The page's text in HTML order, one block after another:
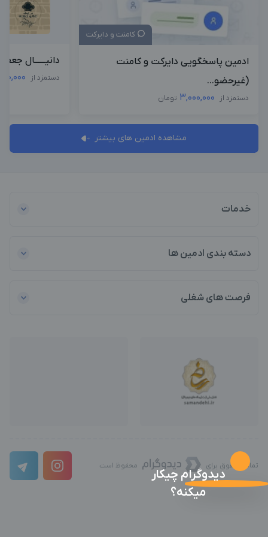
کامنت و دایرکت
ادمین پاسخگویی دایرکت و کامنت
(غیرحضو...
دستمزد از 3,000,000 تومان
دانیــــــال
دستمزد از
مشاهده ادمین های بیشتر
خدمات
دسته بندی ادمین ها
فرصت های شغلی
تمامی حقوق برای محفوظ است
دیدوگرام چیکار
میکنه؟